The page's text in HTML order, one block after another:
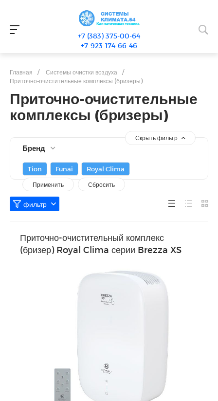
+7 (383) 375-00-64
+7-923-174-66-46
Главная / Системы очистки воздуха
/
Приточно-очистительные комплексы (бризеры)
Приточно-очистительные
комплексы (бризеры)
Скрыть фильтр
Бренд
Tion Funai Royal Clima
Приточно-очистительный комплекс
(бризер) Royal Clima серии Brezza XS